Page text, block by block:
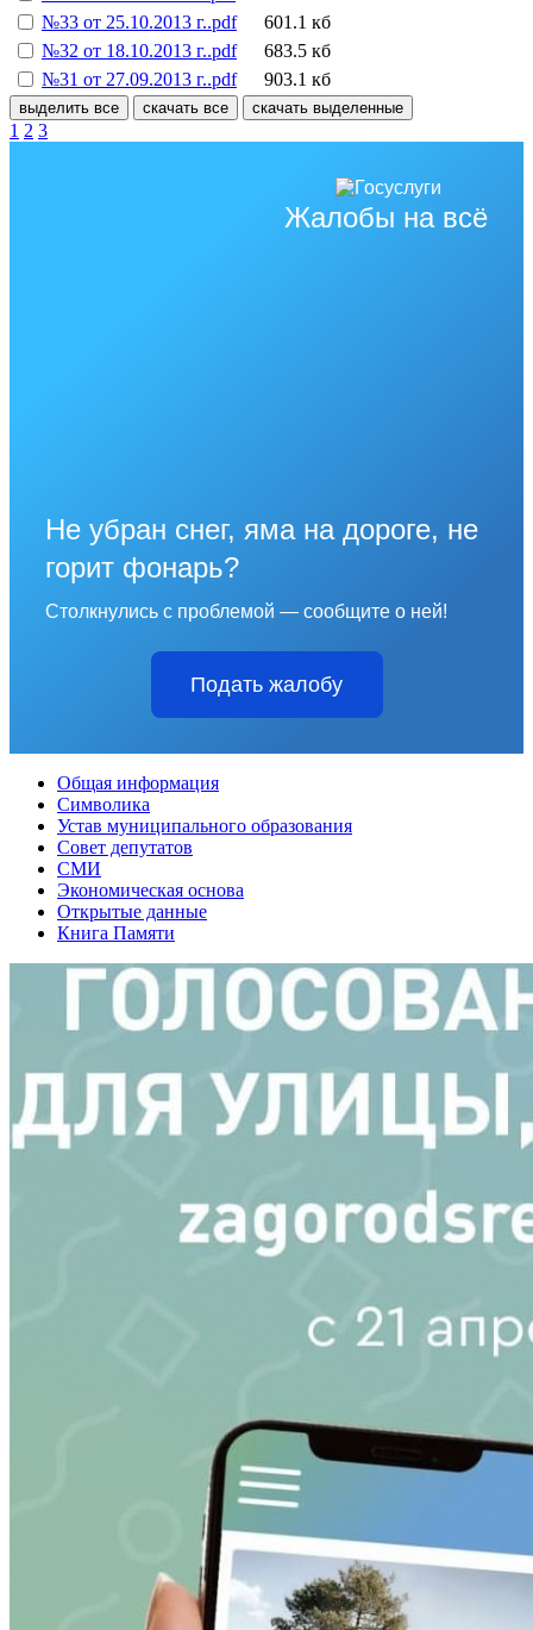
№33 от 25.10.2013 г..pdf
601.1 кб
№32 от 18.10.2013 г..pdf
683.5 кб
№31 от 27.09.2013 г..pdf
903.1 кб
выделить все скачать все скачать выделенные
1 2 3
Жалобы на всё
Не убран снег, яма на дороге, не
горит фонарь?
Столкнулись с проблемой — сообщите о ней!
Подать жалобу
Общая информация
Символика
Устав муниципального образования
Совет депутатов
СМИ
Экономическая основа
Открытые данные
Книга Памяти